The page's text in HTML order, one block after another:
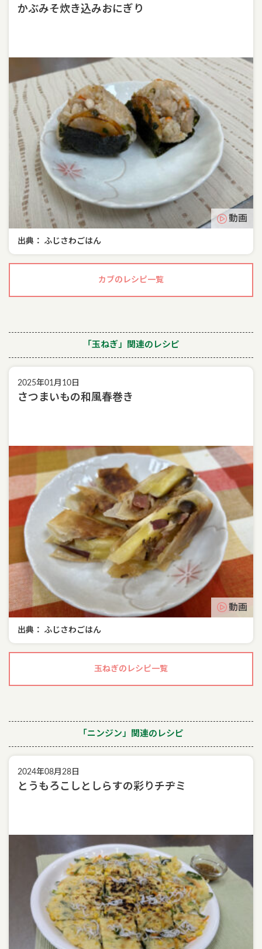
かぶみそ炊き込みおにぎり
動画
出典： ふじさわごはん
カブのレシピ一覧
「玉ねぎ」関連のレシピ
2025年01月10日
さつまいもの和風春巻き
動画
出典： ふじさわごはん
玉ねぎのレシピ一覧
「ニンジン」関連のレシピ
2024年08月28日
とうもろこしとしらすの彩りチヂミ